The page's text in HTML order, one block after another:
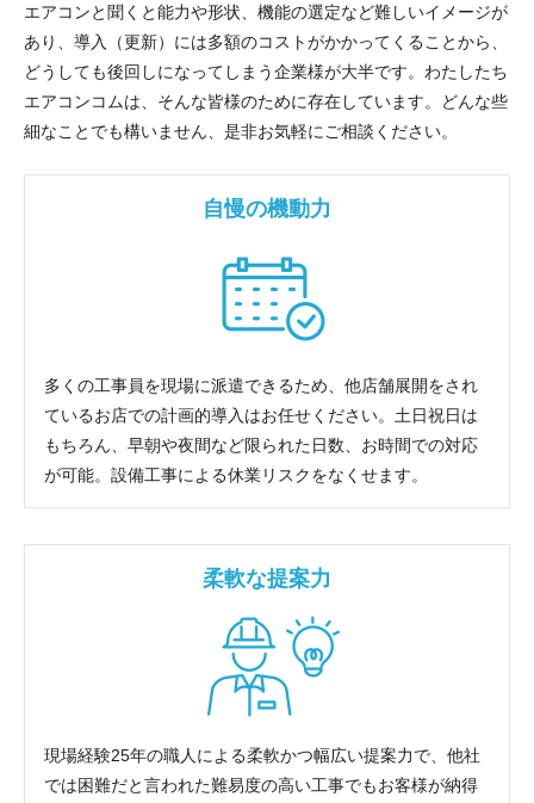
エアコンと聞くと能力や形状、機能の選定など難しいイメージが
あり、導入（更新）には多額のコストがかかってくることから、
どうしても後回しになってしまう企業様が大半です。わたしたち
エアコンコムは、そんな皆様のために存在しています。どんな些
細なことでも構いません、是非お気軽にご相談ください。
自慢の機動力
多くの工事員を現場に派遣できるため、他店舗展開をされ
ているお店での計画的導入はお任せください。土日祝日は
もちろん、早朝や夜間など限られた日数、お時間での対応
が可能。設備工事による休業リスクをなくせます。
柔軟な提案力
現場経験25年の職人による柔軟かつ幅広い提案力で、他社
では困難だと言われた難易度の高い工事でもお客様が納得